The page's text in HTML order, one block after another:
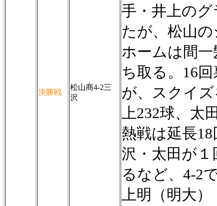
決勝戦
松山商4-2三
沢
手・井上の
たが、松山
ホームは間
ち取る。16
が、スクイ
上232球、太
熱戦は延長
沢・太田が
るなど、4-2
上明（明大